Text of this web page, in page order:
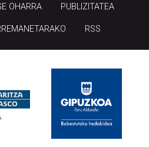
OHARRA PUBLIZITATEA
RSS